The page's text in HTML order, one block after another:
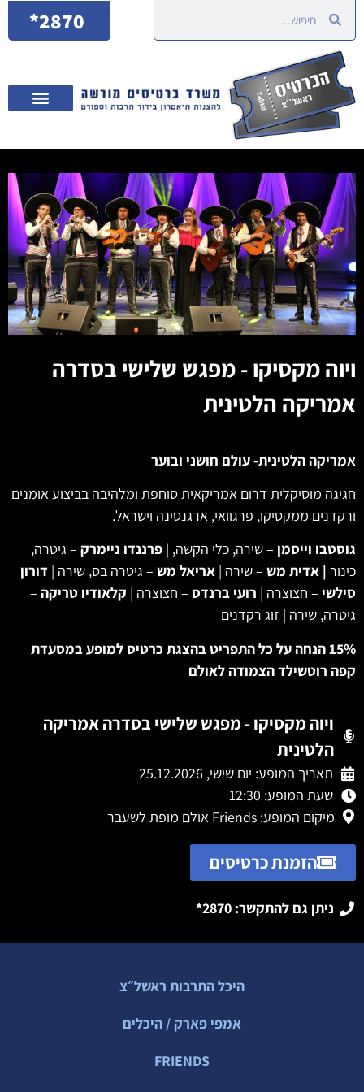
2870*
ויוה מקסיקו - מפגש שלישי בסדרה
אמריקה הלטינית
אמריקה הלטינית- עולם חושני ובוער
חגיגה מוסיקלית דרום אמריקאית סוחפת ומלהיבה בביצוע אומנים
ורקדנים ממקסיקו, פרגוואי, ארגנטינה וישראל.
גוסטבו וייסמן – שירה, כלי הקשה, | פרננדו ניימרק – גיטרה,
כינור | אדית מש – שירה | אריאל מש – גיטרה בס, שירה | דורון
סילשי – חצוצרה | רועי ברנדס – חצוצרה | קלאודיו טריקה –
גיטרה, שירה | זוג רקדנים
15% הנחה על כל התפריט בהצגת כרטיס למופע במסעדת
קפה רוטשילד הצמודה לאולם
ויוה מקסיקו - מפגש שלישי בסדרה אמריקה
הלטינית
תאריך המופע: יום שישי, 25.12.2026
שעת המופע: 12:30
מיקום המופע: Friends אולם מופת לשעבר
הזמנת כרטיסים
ניתן גם להתקשר: 2870*
היכל התרבות ראשל״צ
אמפי פארק / היכלים
FRIENDS